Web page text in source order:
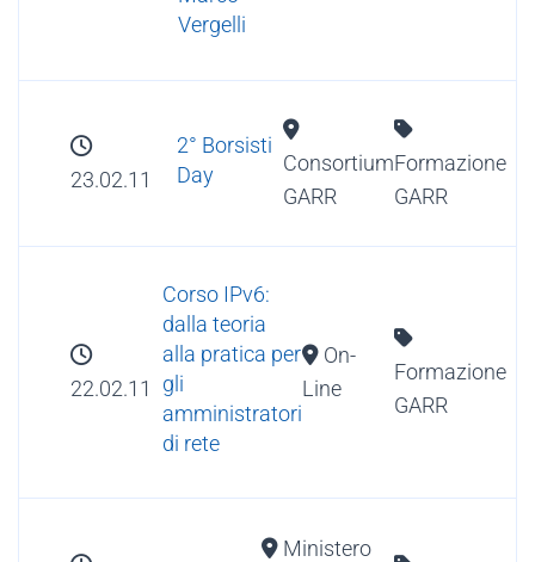
Vergelli
23.02.11
2° Borsisti
Day
Consortium
GARR
Formazione
GARR
22.02.11
Corso IPv6:
dalla teoria
alla pratica per
gli
amministratori
di rete
On-
Line
Formazione
GARR
Ministero